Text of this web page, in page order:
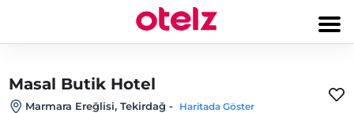
Masal Butik Hotel
Marmara Ereğlisi, Tekirdağ - Haritada Göster